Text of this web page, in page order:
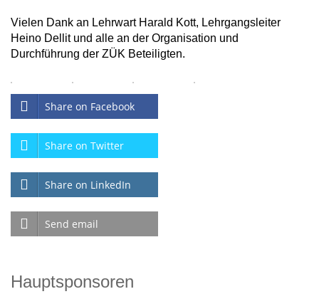
Vielen Dank an Lehrwart Harald Kott, Lehrgangsleiter
Heino Dellit und alle an der Organisation und
Durchführung der ZÜK Beteiligten.
Share on Facebook
Share on Twitter
Share on LinkedIn
Send email
Hauptsponsoren